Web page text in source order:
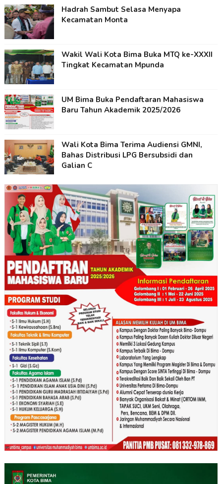
Hadrah Sambut Selasa Menyapa
Kecamatan Monta
Wakil Wali Kota Bima Buka MTQ ke-XXXII
Tingkat Kecamatan Mpunda
UM Bima Buka Pendaftaran Mahasiswa
Baru Tahun Akademik 2025/2026
Wali Kota Bima Terima Audiensi GMNI,
Bahas Distribusi LPG Bersubsidi dan
Galian C